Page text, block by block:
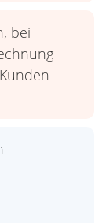
bei